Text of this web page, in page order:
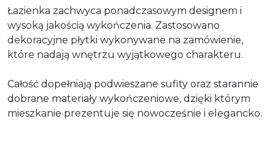
Łazienka zachwyca ponadczasowym designem i
wysoką jakością wykończenia. Zastosowano
dekoracyjne płytki wykonywane na zamówienie,
które nadają wnętrzu wyjątkowego charakteru.
Całość dopełniają podwieszane sufity oraz starannie
dobrane materiały wykończeniowe, dzięki którym
mieszkanie prezentuje się nowocześnie i elegancko.